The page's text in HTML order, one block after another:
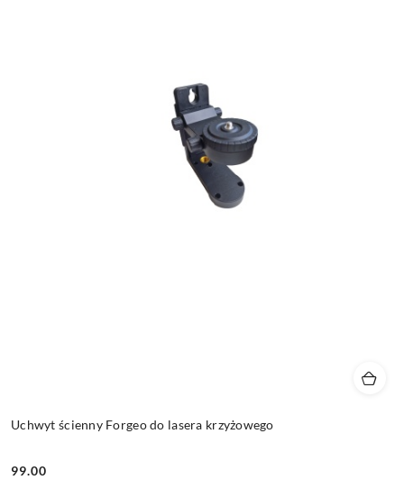
Uchwyt ścienny Forgeo do lasera krzyżowego
99.00